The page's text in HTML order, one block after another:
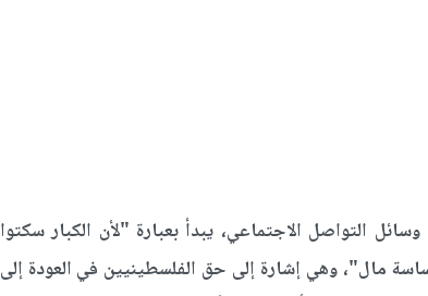
التواصل الاجتماعي، يبدأ بعبارة "لأن الكبار سكتوا
مال"، وهي إشارة إلى حق الفلسطينيين في العودة إلى